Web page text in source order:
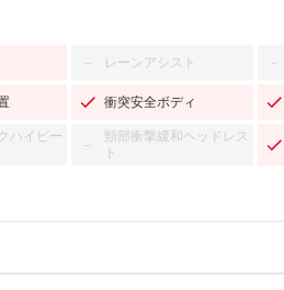
－ レーンアシスト －
衝突安全ボディ
ハイビー
－
頸部衝撃緩和ヘッドレス
ト